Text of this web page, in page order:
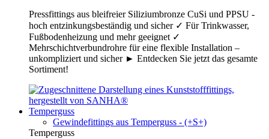
Pressfittings aus bleifreier Siliziumbronze CuSi und PPSU -
hoch entzinkungsbeständig und sicher ✓ Für Trinkwasser,
Fußbodenheizung und mehr geeignet ✓
Mehrschichtverbundrohre für eine flexible Installation –
unkompliziert und sicher ► Entdecken Sie jetzt das gesamte
Sortiment!
Temperguss
Gewindefittings aus Temperguss - (+S+)
Temperguss